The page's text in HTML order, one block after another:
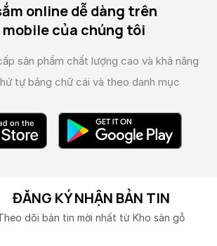
online dễ dàng trên
mobile của chúng tôi
sản phẩm chất lượng cao và khả năng
tự bảng chữ cái và theo danh mục
ĐĂNG KÝ NHẬN BẢN TIN
dõi bản tin mời nhất từ Kho sàn gỗ